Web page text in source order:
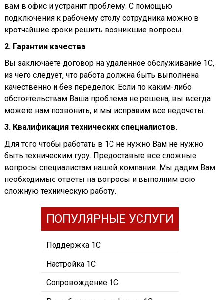
вам в офис и устранит проблему. С помощью
подключения к рабочему столу сотрудника можно в
кротчайшие сроки решить возникшие вопросы.
2. Гарантии качества
Вы заключаете договор на удаленное обслуживание 1С,
из чего следует, что работа должна быть выполнена
качественно и без переделок. Если по каким-либо
обстоятельствам Ваша проблема не решена, вы всегда
можете нам позвонить, и мы исправим все недочеты.
3. Квалификация технических специалистов.
Для того чтобы работать в 1С не нужно Вам не нужно
быть техническим гуру. Предоставьте все сложные
вопросы специалистам нашей компании. Мы дадим Вам
необходимые ответы на вопросы и выполним всю
сложную техническую работу.
ПОПУЛЯРНЫЕ УСЛУГИ
Поддержка 1С
Настройка 1С
Сопровождение 1С